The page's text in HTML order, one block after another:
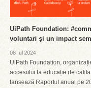
UiPath Foundation:
voluntari și un impact
08 Iul 2024
UiPath Foundation,
accesului la educație de
lansează Raportul anual pe